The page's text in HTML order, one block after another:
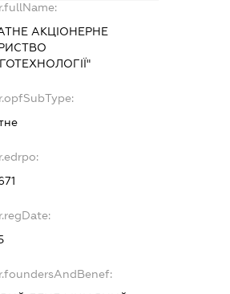
АКЦІОНЕРНЕ